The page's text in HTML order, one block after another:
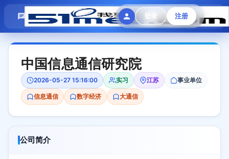
登录 注册
模拟面试 题目大全 招聘中心 会员专区
中国信息通信研究院
2026-05-27 15:16:00 实习 江苏 事业单位
信息通信 数字经济 大通信
公司简介